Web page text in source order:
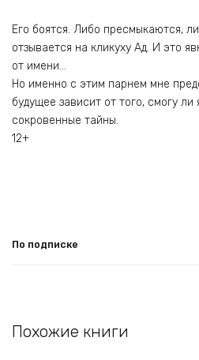
Его боятся. Либо пресмыкаются,
отзывается на кликуху Ад. И это
от имени…
Но именно с этим парнем мне
будущее зависит от того, смогу ли
сокровенные тайны.
12+
По подписке
Похожие книги